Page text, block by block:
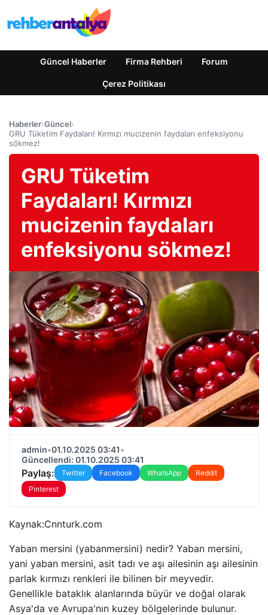
Güncel Haberler Firma Rehberi Forum
Çerez Politikası
Haberler›Güncel›
GRU Tüketim Faydaları! Kırmızı mucizenin faydaları enfeksiyonu
sökmez!
GRU Tüketim
Faydaları! Kırmızı
mucizenin faydaları
enfeksiyonu sökmez!
admin•01.10.2025 03:41•
Güncellendi: 01.10.2025 03:41
Paylaş: Twitter Facebook WhatsApp
Reddit
Pinterest
Kaynak:Cnnturk.com
Yaban mersini (yabanmersini) nedir? Yaban mersini,
yani yaban mersini, asit tadı ve aşı ailesinin aşı ailesinin
parlak kırmızı renkleri ile bilinen bir meyvedir.
Genellikle bataklık alanlarında büyür ve doğal olarak
Asya'da ve Avrupa'nın kuzey bölgelerinde bulunur.